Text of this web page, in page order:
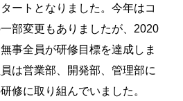
ートとなりました。今年はコ
部変更もありましたが、2020
事全員が研修目標を達成しま
は営業部、開発部、管理部に
修に取り組んでいました。